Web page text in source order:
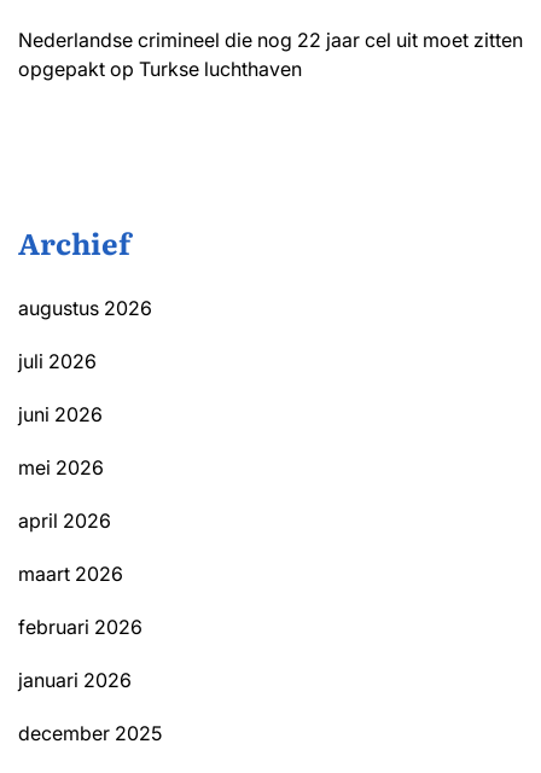
Nederlandse crimineel die nog 22 jaar cel uit moet zitten
opgepakt op Turkse luchthaven
Archief
augustus 2026
juli 2026
juni 2026
mei 2026
april 2026
maart 2026
februari 2026
januari 2026
december 2025